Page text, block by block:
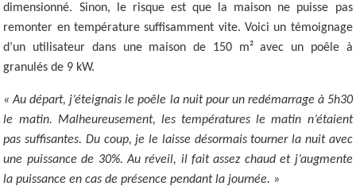
dimensionné. Sinon, le risque est que la maison ne puisse pas
remonter en température suffisamment vite. Voici un témoignage
d’un utilisateur dans une maison de 150 m² avec un poêle à
granulés de 9 kW.
« Au départ, j’éteignais le poêle la nuit pour un redémarrage à 5h30
le matin. Malheureusement, les températures le matin n’étaient
pas suffisantes. Du coup, je le laisse désormais tourner la nuit avec
une puissance de 30%. Au réveil, il fait assez chaud et j’augmente
la puissance en cas de présence pendant la journée. »